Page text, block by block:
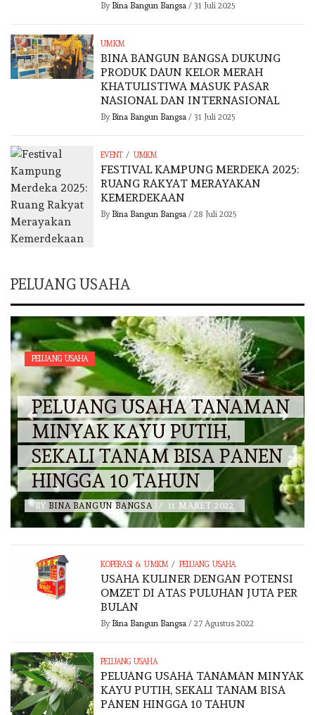
By Bina Bangun Bangsa/ 31 Juli 2025
UMKM
BINA BANGUN BANGSA DUKUNG
PRODUK DAUN KELOR MERAH
KHATULISTIWA MASUK PASAR
NASIONAL DAN INTERNASIONAL
By Bina Bangun Bangsa/ 31 Juli 2025
EVENT / UMKM
FESTIVAL KAMPUNG MERDEKA 2025:
RUANG RAKYAT MERAYAKAN
KEMERDEKAAN
By Bina Bangun Bangsa/ 28 Juli 2025
PELUANG USAHA
PELUANG USAHA
PELUANG USAHA TANAMAN
MINYAK KAYU PUTIH,
SEKALI TANAM BISA PANEN
HINGGA 10 TAHUN
BY BINA BANGUN BANGSA / 11 MARET 2022
KOPERASI & UMKM / PELUANG USAHA
USAHA KULINER DENGAN POTENSI
OMZET DI ATAS PULUHAN JUTA PER
BULAN
By Bina Bangun Bangsa/ 27 Agustus 2022
PELUANG USAHA
PELUANG USAHA TANAMAN MINYAK
KAYU PUTIH, SEKALI TANAM BISA
PANEN HINGGA 10 TAHUN